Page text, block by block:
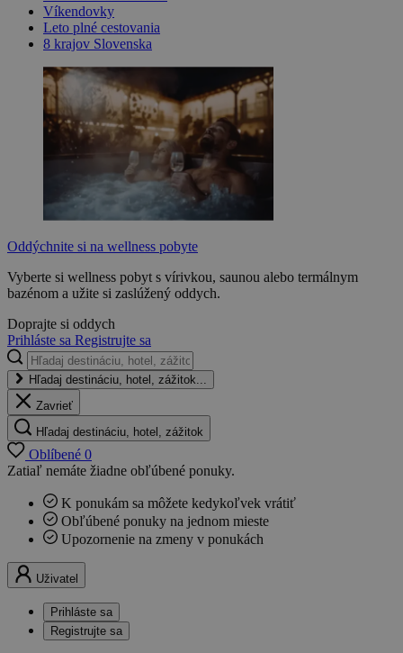
Víkendovky
Leto plné cestovania
8 krajov Slovenska
Oddýchnite si na wellness pobyte
Vyberte si wellness pobyt s vírivkou, saunou alebo termálnym
bazénom a užite si zaslúžený oddych.
Doprajte si oddych
Prihláste sa Registrujte sa
Hľadaj destináciu, hotel, zážitok...
Zavrieť
Hľadaj destináciu, hotel, zážitok
Oblíbené 0
Zatiaľ nemáte žiadne obľúbené ponuky.
K ponukám sa môžete kedykoľvek vrátiť
Obľúbené ponuky na jednom mieste
Upozornenie na zmeny v ponukách
Uživatel
Prihláste sa
Registrujte sa